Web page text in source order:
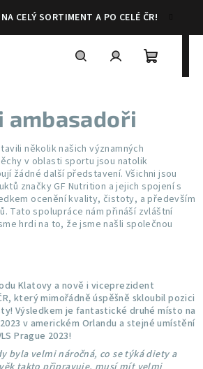
CELÝ SORTIMENT A PO CELÉ ČR!
Nákupní
ambasadoři
několik našich významných
v oblasti sportu jsou natolik
žádné další představení. Všichni jsou
značky GF Nutrition a jejich spojení s
ocenění kvality, čistoty, a především
Tato spolupráce nám přináší zvláštní
hrdi na to, že jsme našli společnou
Klatovy a nově i viceprezident
který mimořádně úspěšně skloubil pozici
Výsledkem je fantastické druhé místo na
v americkém Orlandu a stejné umístění
Prague 2023!
byla velmi náročná, co se týká diety a